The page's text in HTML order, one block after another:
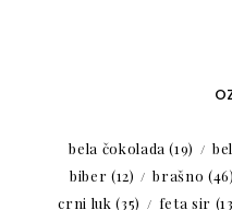
bela čokolada (19)
biber (12) brašno (46)
crni luk (35) feta sir